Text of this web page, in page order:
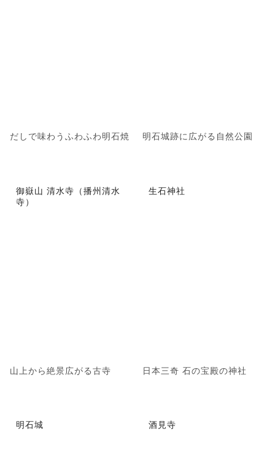
だしで味わうふわふわ明石焼 明石城跡に広がる自然公園
御嶽山 清水寺（播州清水
寺）
山上から絶景広がる古寺
生石神社
日本三奇 石の宝殿の神社
明石城 酒見寺